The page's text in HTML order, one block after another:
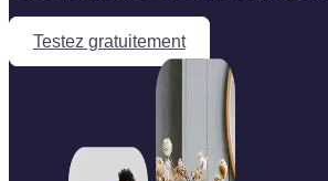
Testez gratuitement